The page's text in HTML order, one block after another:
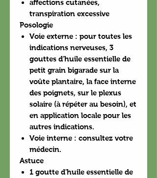
affections cutanées,
transpiration excessive
Posologie
Voie externe : pour toutes les
indications nerveuses, 3
gouttes d'huile essentielle de
petit grain bigarade sur la
voûte plantaire, la face interne
des poignets, sur le plexus
solaire (à répéter au besoin), et
en application locale pour les
autres indications.
Voie interne : consultez votre
médecin.
Astuce
1 goutte d'huile essentielle de